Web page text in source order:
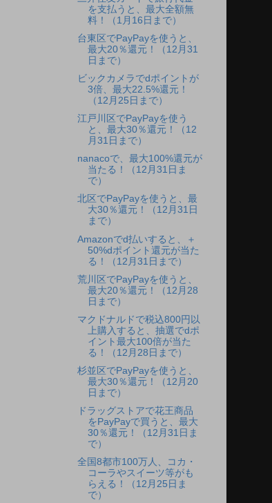
を支払うと、最大全額無
料！（1月16日まで）
台東区でPayPayを使うと、
最大20％還元！（12月31
日まで）
ビックカメラでdポイントが
3倍、最大22.5%還元！
（12月25日まで）
江戸川区でPayPayを使う
と、最大30％還元！（12
月31日まで）
nanacoで、最大100%還元が
当たる！（12月31日ま
で）
北区でPayPayを使うと、最
大30％還元！（12月31日
まで）
Amazonでd払いすると、＋
50%dポイント還元が当た
る！（12月31日まで）
荒川区でPayPayを使うと、
最大20％還元！（12月28
日まで）
マクドナルドで税込800円以
上購入すると、抽選でdポ
イント最大100倍が当た
る！（12月28日まで）
杉並区でPayPayを使うと、
最大30％還元！（12月20
日まで）
ドラッグストアで花王商品
をPayPayで買うと、最大
30％還元！（12月31日ま
で）
全国8都市100万人、コカ・
コーラやスイーツ等がも
らえる！（12月25日ま
で）